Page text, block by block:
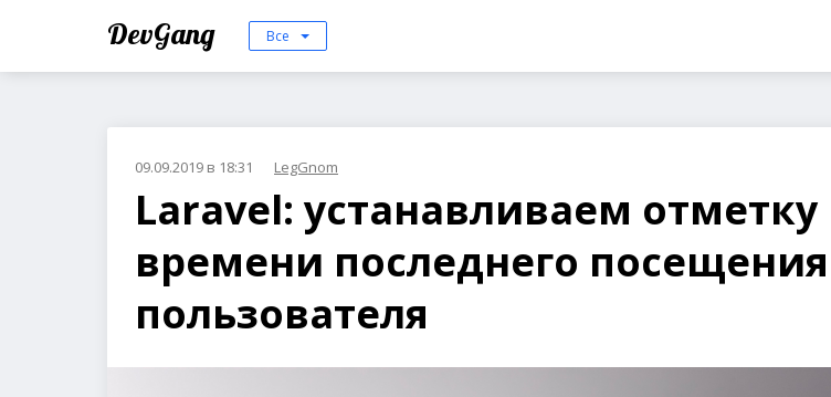
DevGang Все
09.09.2019 в 18:31 LegGnom
Laravel: устанавливаем отметку
времени последнего посещения
пользователя